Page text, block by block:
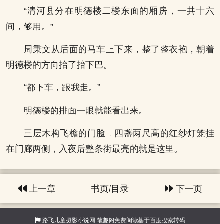
“清河县分在明德楼二楼东面的厢房，一共十六
间，够用。”
周秉文从后面的马车上下来，整了整衣袍，朝着
明德楼的方向抬了抬下巴。
“都下车，跟我走。”
明德楼的排面一眼就能看出来。
三层木构飞檐的门脸，四盏两尺高的红纱灯笼挂
在门廊两侧，入夜后整条街最亮的就是这里。
上一章 书页/目录 下一页
路飞儿童摄影小说网 笔趣阁免费阅读基于百度搜索转码